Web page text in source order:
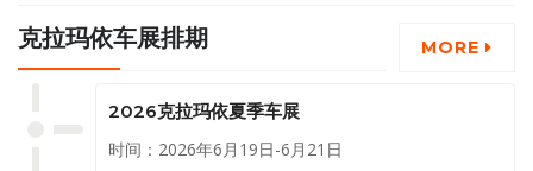
克拉玛依车展排期 MORE
2026克拉玛依夏季车展
时间：2026年6月19日-6月21日